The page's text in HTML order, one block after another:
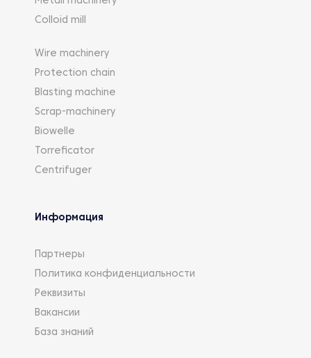
Colloid mill
Wire machinery
Protection chain
Blasting machine
Scrap-machinery
Biowelle
Torreficator
Centrifuger
Информация
Партнеры
Политика конфиденциальности
Реквизиты
Вакансии
База знаний